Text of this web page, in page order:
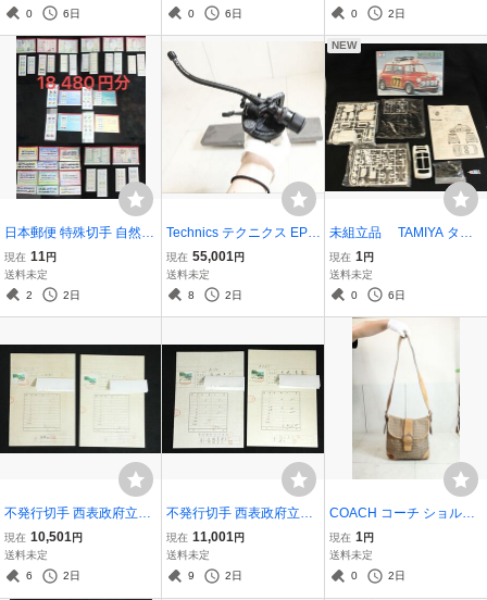
古銭 まとめ 日本 硬貨 貨
0
6日
0
6日
ウター
0
2日
日本郵便 特殊切手 自然と
の共生 シリーズ1.2.3.4 日
本の山岳シリーズ 1.2.3.4.
5.6集 ふるさと切手、季節
現在 11 円
送料未定
2
2日
Technics テクニクス EPA-
100MK2 ユニバーサルト
ーンアーム BORON
現在 55,001 円
送料未定
8
2日
NEW
未組立品 TAMIYA タミ
ヤ プラモデル 1/24 ミニク
ーパー ラリー 「スポーツ
カーシリーズ No.48」
現在 1 円
送料未定
0
6日
不発行切手 西表政府立公
園マリュウドの滝 証紙使
用例 通貨切替証明書 楕円
赤色印 琉球政府 2枚セッ
現在 10,501円
送料未定
6
2日
不発行切手 西表政府立公
園マリュウドの滝 証紙使
用例 通貨切替証明書 楕円
赤色印 琉球政府 2枚セッ
現在 11,001円
送料未定
9
2日
COACH コーチ ショルダ
ーバッグ シグネチャー ブ
ラウン 6377 レザー 斜め
掛け
現在 1円
送料未定
0
2日